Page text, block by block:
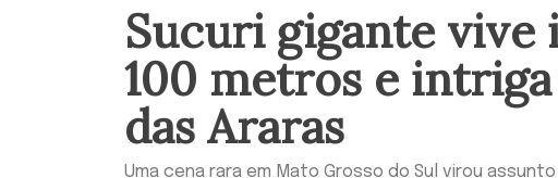
Sucuri gigante vive
100 metros e
das Araras
Uma cena rara em Mato Grosso do Sul virou